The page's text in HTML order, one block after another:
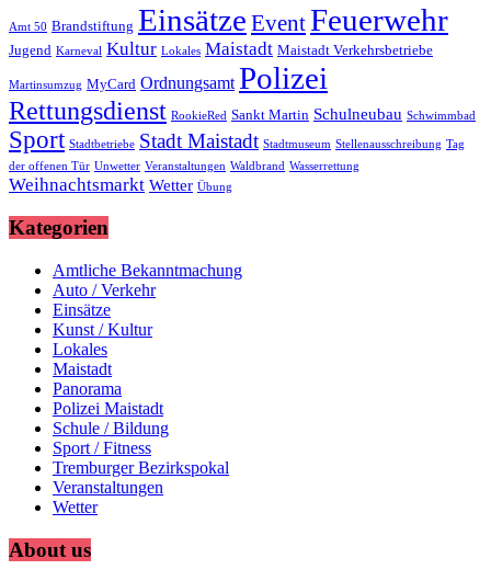
Amt 50 Brandstiftung Einsätze EventFeuerwehr
Jugend Karneval Kultur Lokales Maistadt Maistadt Verkehrsbetriebe
Martinsumzug MyCard Ordnungsamt Polizei
Rettungsdienst RookieRed Sankt Martin Schulneubau Schwimmbad
Sport Stadtbetriebe Stadt Maistadt Stadtmuseum Stellenausschreibung Tag
der offenen Tür Unwetter Veranstaltungen Waldbrand Wasserrettung
Weihnachtsmarkt Wetter Übung
Kategorien
Amtliche Bekanntmachung
Auto / Verkehr
Einsätze
Kunst / Kultur
Lokales
Maistadt
Panorama
Polizei Maistadt
Schule / Bildung
Sport / Fitness
Tremburger Bezirkspokal
Veranstaltungen
Wetter
About us